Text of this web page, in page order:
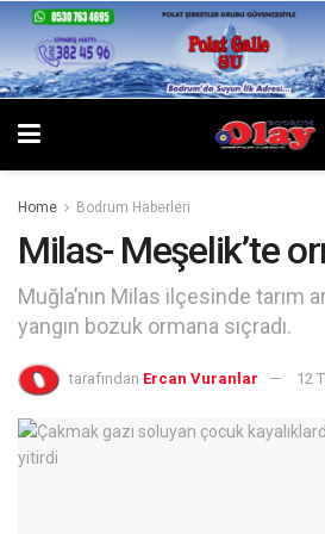
Home Bodrum Haberleri
Milas- Meşelik’te
Muğla’nın Milas ilçesinde tarım
yangın bozuk ormana sıçradı.
tarafından Ercan Vuranlar 12